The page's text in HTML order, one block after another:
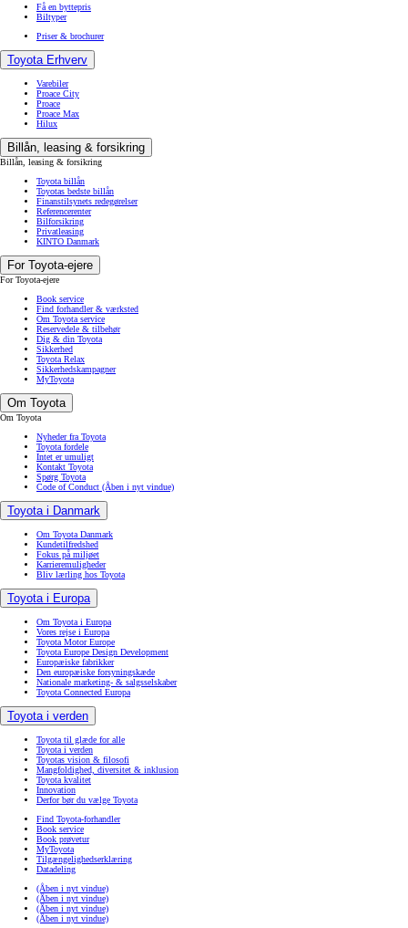
Få en byttepris
Biltyper
Priser & brochurer
Toyota Erhverv
Varebiler
Proace City
Proace
Proace Max
Hilux
Billån, leasing & forsikring
Billån, leasing & forsikring
Toyota billån
Toyotas bedste billån
Finanstilsynets redegørelser
Referencerenter
Bilforsikring
Privatleasing
KINTO Danmark
For Toyota-ejere
For Toyota-ejere
Book service
Find forhandler & værksted
Om Toyota service
Reservedele & tilbehør
Dig & din Toyota
Sikkerhed
Toyota Relax
Sikkerhedskampagner
MyToyota
Om Toyota
Om Toyota
Nyheder fra Toyota
Toyota fordele
Intet er umuligt
Kontakt Toyota
Spørg Toyota
Code of Conduct (Åben i nyt vindue)
Toyota i Danmark
Om Toyota Danmark
Kundetilfredshed
Fokus på miljøet
Karrieremuligheder
Bliv lærling hos Toyota
Toyota i Europa
Om Toyota i Europa
Vores rejse i Europa
Toyota Motor Europe
Toyota Europe Design Development
Europæiske fabrikker
Den europæiske forsyningskæde
Nationale marketing- & salgsselskaber
Toyota Connected Europa
Toyota i verden
Toyota til glæde for alle
Toyota i verden
Toyotas vision & filosofi
Mangfoldighed, diversitet & inklusion
Toyota kvalitet
Innovation
Derfor bør du vælge Toyota
Find Toyota-forhandler
Book service
Book prøvetur
MyToyota
Tilgængelighedserklæring
Datadeling
(Åben i nyt vindue)
(Åben i nyt vindue)
(Åben i nyt vindue)
(Åben i nyt vindue)